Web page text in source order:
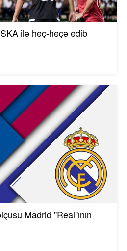
ilə heç-heçə edib
Madrid "Real"ının